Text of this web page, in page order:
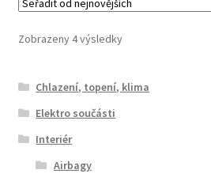
Zobrazeny 4 výsledkySeřazeno
Chlazení, topení, klima
Elektro součásti
Interiér
Airbagy